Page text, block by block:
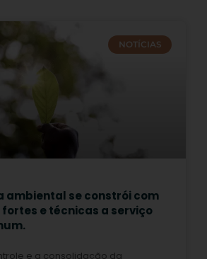
NOTÍCIAS
ambiental se constrói com
e técnicas a serviço
e a consolidação da